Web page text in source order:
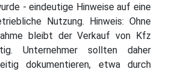
- eindeutige Hinweise auf eine
Nutzung. Hinweis: Ohne
bleibt der Verkauf von Kfz
Unternehmer sollten daher
dokumentieren, etwa durch